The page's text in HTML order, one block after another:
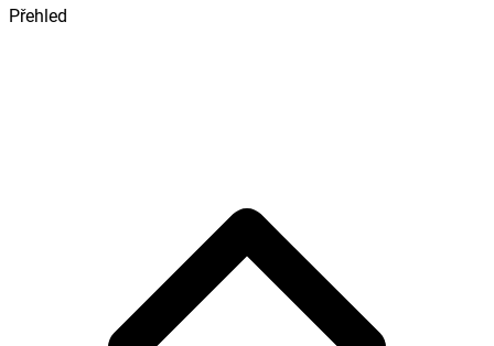
Přehled